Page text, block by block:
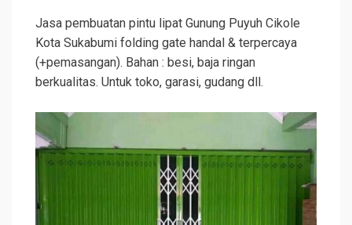
Jasa pembuatan pintu lipat Gunung Puyuh Cikole
Kota Sukabumi folding gate handal & terpercaya
(+pemasangan). Bahan : besi, baja ringan
berkualitas. Untuk toko, garasi, gudang dll.